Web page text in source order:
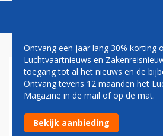
FLYNAS TEKENT
VOOR AIRBUS
Ontvang een jaar lang 30% korting
Luchtvaartnieuws en
toegang tot al het nieuws en de
Ontvang tevens 12 maanden het
Magazine in de mail of op de mat.
Bekijk aanbieding